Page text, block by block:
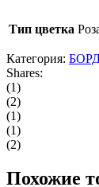
Тип цветка
Категория:
Shares:
(1)
(2)
(1)
(1)
(2)
Похожие